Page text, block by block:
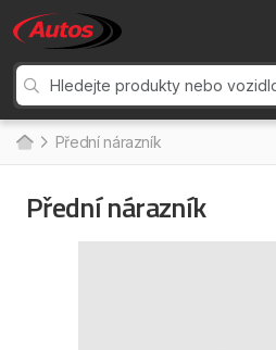
Přední nárazník
Přední nárazník